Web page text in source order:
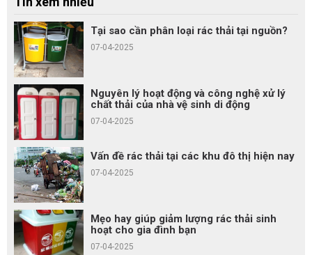
Tại sao cần phân loại rác thải tại nguồn?
07-04-2025
Nguyên lý hoạt động và công nghệ xử lý
chất thải của nhà vệ sinh di động
07-04-2025
Vấn đề rác thải tại các khu đô thị hiện nay
07-04-2025
Mẹo hay giúp giảm lượng rác thải sinh
hoạt cho gia đình bạn
07-04-2025